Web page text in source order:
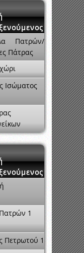
Πατρών/
Πάτρας
Ισώματος
1
Πετρωτού 1